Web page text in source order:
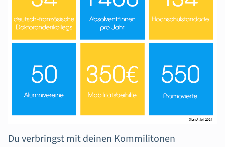
Du verbringst mit deinen Kommilitonen